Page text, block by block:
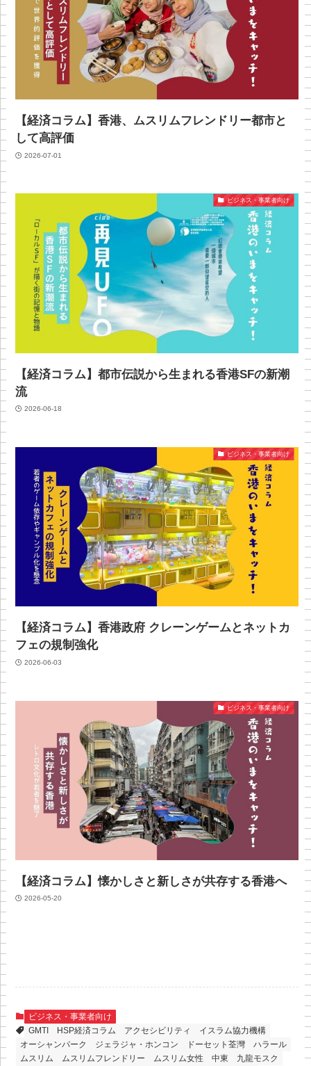
【経済コラム】香港、ムスリムフレンドリー都市と
して高評価
2026-07-01
ビジネス・事業者向け
【経済コラム】都市伝説から生まれる香港SFの新潮
流
2026-06-18
ビジネス・事業者向け
【経済コラム】香港政府 クレーンゲームとネットカ
フェの規制強化
2026-06-03
ビジネス・事業者向け
【経済コラム】懐かしさと新しさが共存する香港へ
2026-05-20
ビジネス・事業者向け
GMTI
HSP経済コラム アクセシビリティ
イスラム協力機構
オーシャンパーク
ジェラジャ・ホンコン ドーセット荃灣
ハラール
ムスリム
ムスリムフレンドリー ムスリム女性 中東
九龍モスク